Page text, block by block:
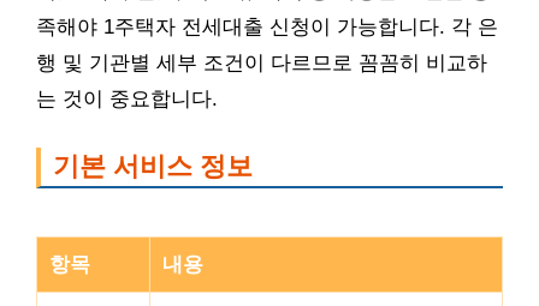
족해야 1주택자 전세대출 신청이 가능합니다. 각 은
행 및 기관별 세부 조건이 다르므로 꼼꼼히 비교하
는 것이 중요합니다.
기본 서비스 정보
항목 내용